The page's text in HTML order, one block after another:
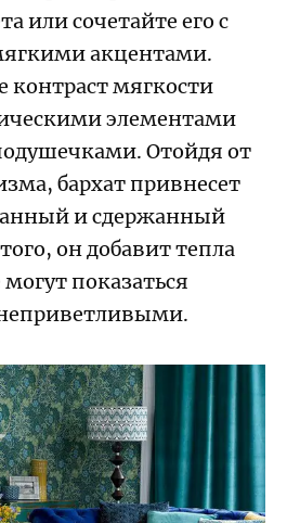
или сочетайте его с
акцентами.
контраст мягкости
элементами
Отойдя от
бархат привнесет
и сдержанный
он добавит тепла
показаться